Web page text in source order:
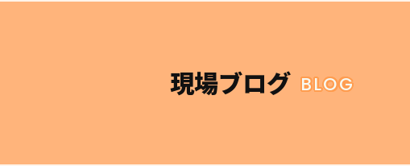
現場ブログ BLOG